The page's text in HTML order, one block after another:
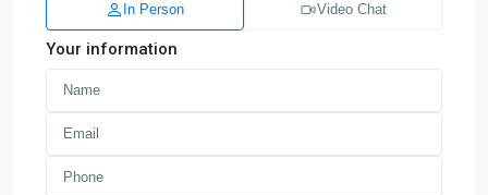
In Person Video Chat
Your information